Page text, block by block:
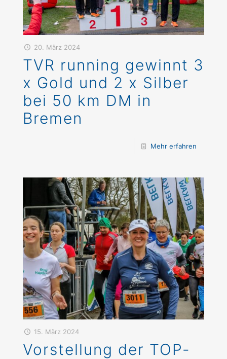
20. März 2024
TVR running gewinnt 3
x Gold und 2 x Silber
bei 50 km DM in
Bremen
Mehr erfahren
15. März 2024
Vorstellung der TOP-